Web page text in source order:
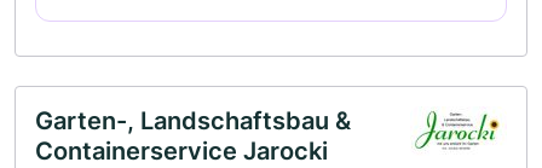
Garten-, Landschaftsbau &
Containerservice Jarocki